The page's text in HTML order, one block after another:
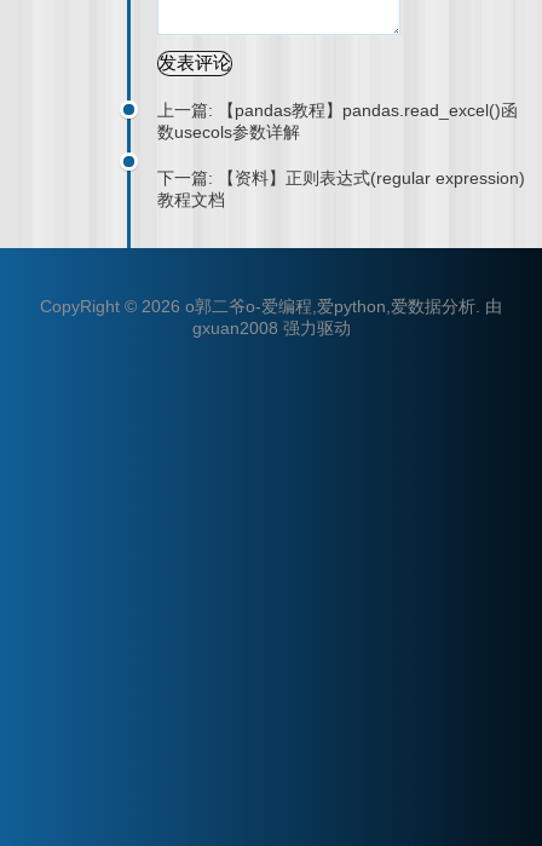
上一篇: 【pandas教程】pandas.read_excel()函
数usecols参数详解
下一篇: 【资料】正则表达式(regular expression)
教程文档
CopyRight © 2026 o郭二爷o-爱编程,爱python,爱数据分析 由
gxuan2008 强力驱动